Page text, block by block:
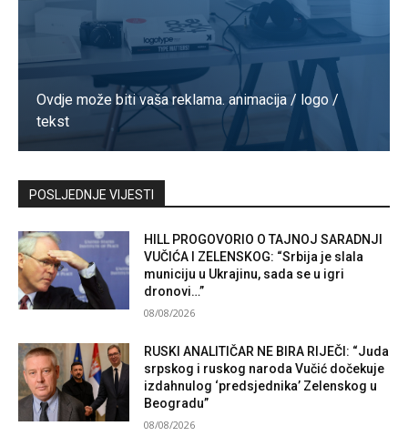
Ovdje može biti vaša reklama. animacija / logo /
tekst
Kontaktirajte nas
POSLJEDNJE VIJESTI
HILL PROGOVORIO O TAJNOJ SARADNJI
VUČIĆA I ZELENSKOG: “Srbija je slala
municiju u Ukrajinu, sada se u igri
dronovi…”
08/08/2026
RUSKI ANALITIČAR NE BIRA RIJEČI: “Juda
srpskog i ruskog naroda Vučić dočekuje
izdahnulog ‘predsjednika’ Zelenskog u
Beogradu”
08/08/2026